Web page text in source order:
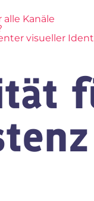
Kanäle
visueller